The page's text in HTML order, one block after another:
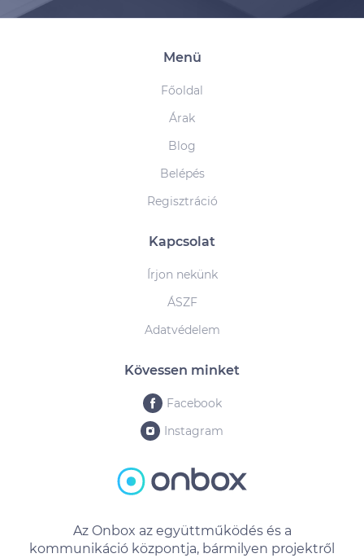
Az Onbox az együttműködés és a
kommunikáció központja, bármilyen projektről
Menü
Főoldal
Árak
Blog
Belépés
Regisztráció
Kapcsolat
Írjon nekünk
ÁSZF
Adatvédelem
Kövessen minket
Facebook
Instagram